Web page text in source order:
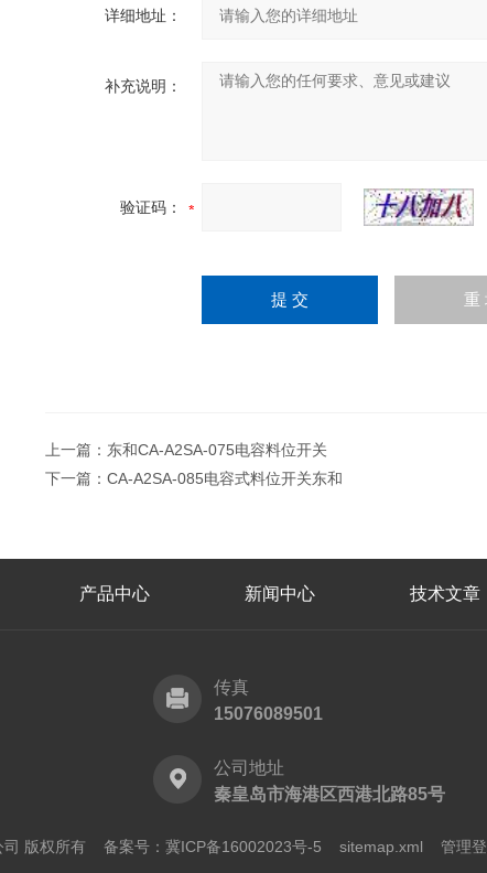
详细地址：
补充说明：
验证码：
上一篇： 东和CA-A2SA-075电容料位开关
下一篇： CA-A2SA-085电容式料位开关东和
产品中心 新闻中心 技术文章
传真
15076089501
公司地址
秦皇岛市海港区西港北路85号
司 版权所有 备案号：冀ICP备16002023号-5 sitemap.xml 管理